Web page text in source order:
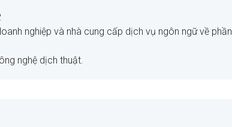
nghiệp và nhà cung cấp dịch vụ ngôn ngữ về phần
nghệ dịch thuật.